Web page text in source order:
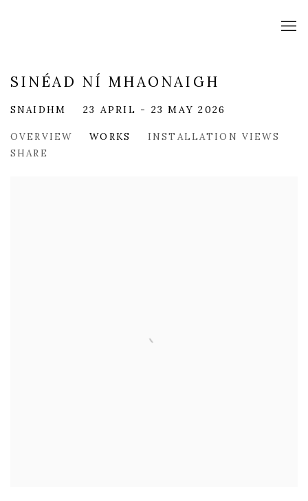
SINÉAD NÍ MHAONAIGH
SNAIDHM 23 APRIL - 23 MAY 2026
OVERVIEW WORKS
INSTALLATION VIEWS
SHARE